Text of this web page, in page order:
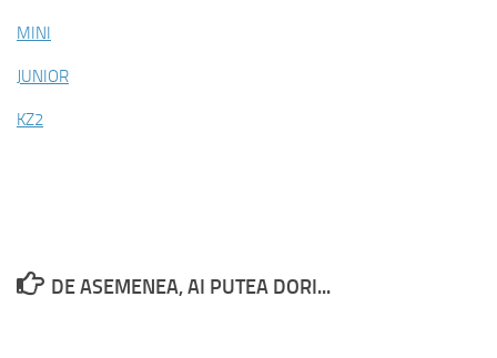
MINI
JUNIOR
KZ2
DE ASEMENEA, AI PUTEA DORI...